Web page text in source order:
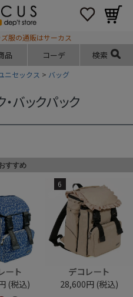
服の通販はサーカス
品 コーデ 検索
ニセックス
バッグ
バックパック
すすめ
ート
(税込)
6
デコレート
28,600円 (税込)